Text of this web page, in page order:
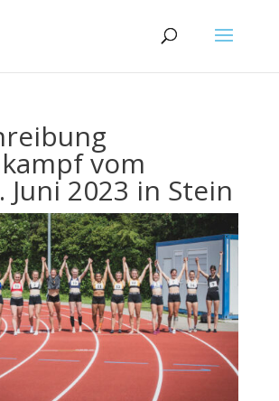
vom
Juni 2023 in Stein